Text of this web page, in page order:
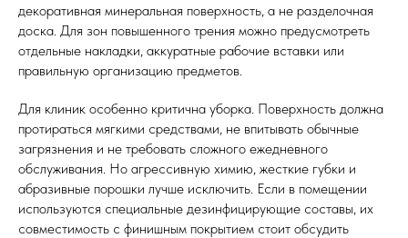
декоративная минеральная поверхность, а не разделочная
доска. Для зон повышенного трения можно предусмотреть
отдельные накладки, аккуратные рабочие вставки или
правильную организацию предметов.
Для клиник особенно критична уборка. Поверхность должна
протираться мягкими средствами, не впитывать обычные
загрязнения и не требовать сложного ежедневного
обслуживания. Но агрессивную химию, жесткие губки и
абразивные порошки лучше исключить. Если в помещении
используются специальные дезинфицирующие составы, их
совместимость с финишным покрытием стоит обсудить